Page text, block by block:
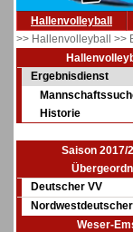
Hallenvolleyball
>> Hallenvolleyball >>
Ergebnisdienst
Historie
Saison 2017/
Deutscher VV
Weser-